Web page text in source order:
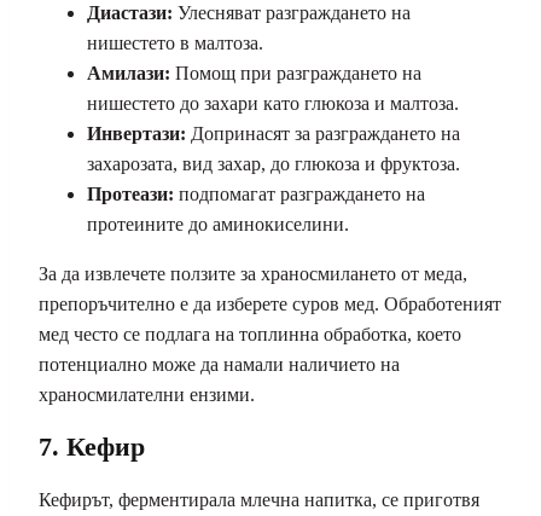
Диастази: Улесняват разграждането на
нишестето в малтоза.
Амилази: Помощ при разграждането на
нишестето до захари като глюкоза и малтоза.
Инвертази: Допринасят за разграждането на
захарозата, вид захар, до глюкоза и фруктоза.
Протеази: подпомагат разграждането на
протеините до аминокиселини.
За да извлечете ползите за храносмилането от меда,
препоръчително е да изберете суров мед. Обработеният
мед често се подлага на топлинна обработка, което
потенциално може да намали наличието на
храносмилателни ензими.
7. Кефир
Кефирът, ферментирала млечна напитка, се приготвя